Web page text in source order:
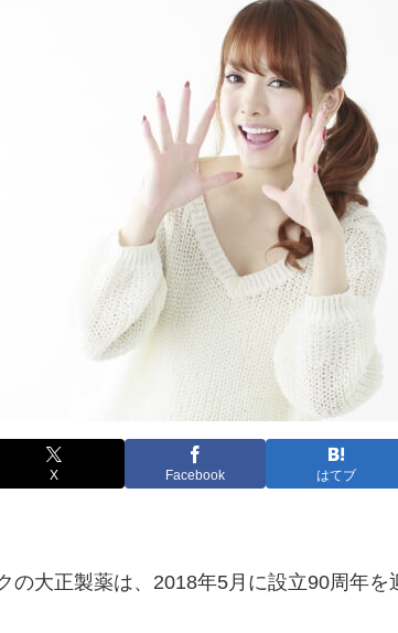
X Facebook はてブ
の大正製薬は、2018年5月に設立90周年を